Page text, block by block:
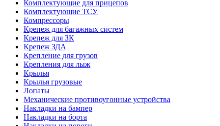
Комплектующие для прицепов
Комплектующие ТСУ
Компрессоры
Крепеж для багажных систем
Крепеж для ЗК
Крепеж ЗДА
Крепление для грузов
Крепления для лыж
Крылья
Крылья грузовые
Лопаты
Механические противоугонные устройства
Накладки на бампер
Накладки на борта